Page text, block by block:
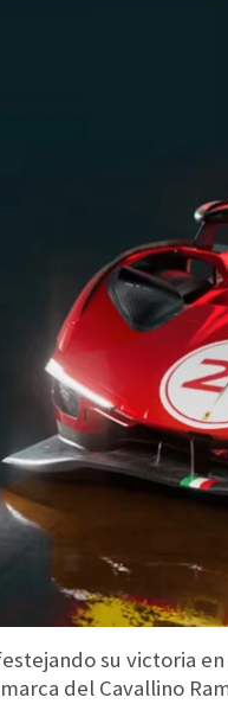
su victoria
del Cavallino